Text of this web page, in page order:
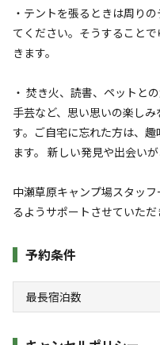
・テントを張るときは周り
てください。そうすること
きます。
・ 焚き火、読書、ペットと
手芸など、思い思いの楽し
す。ご自宅に忘れた方は、
ます。 新しい発見や出会い
中瀬草原キャンプ場スタッ
るようサポートさせていただ
予約条件
最長宿泊数
宿泊 フリーサイト
展望サイト（持込
AC電 車両乗り たき
地面: 芝生
料金目安：2,000円/泊
※利用日、人数によって変動